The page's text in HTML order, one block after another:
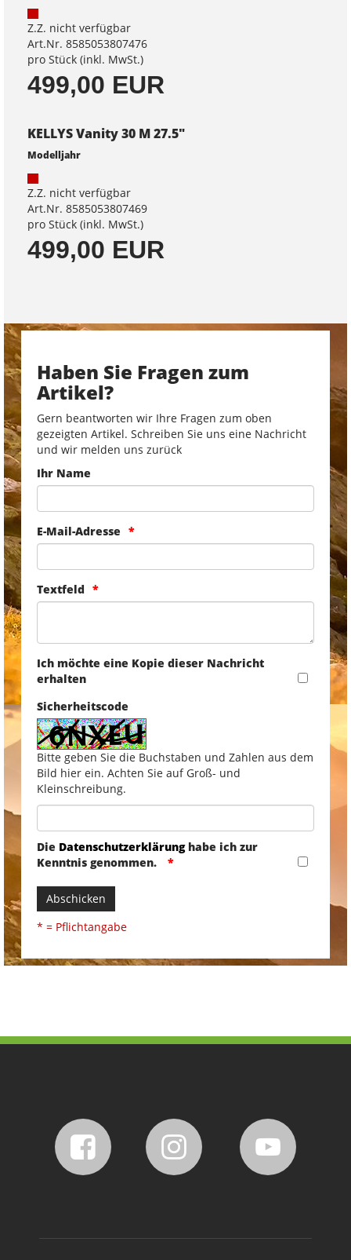
Z.Z. nicht verfügbar
Art.Nr. 8585053807476
pro Stück (inkl. MwSt.)
499,00 EUR
KELLYS Vanity 30 M 27.5"
Modelljahr
Z.Z. nicht verfügbar
Art.Nr. 8585053807469
pro Stück (inkl. MwSt.)
499,00 EUR
Haben Sie Fragen zum
Artikel?
Gern beantworten wir Ihre Fragen zum oben
gezeigten Artikel. Schreiben Sie uns eine Nachricht
und wir melden uns zurück
Ihr Name
E-Mail-Adresse
Textfeld
Ich möchte eine Kopie dieser Nachricht
erhalten
Sicherheitscode
Bitte geben Sie die Buchstaben und Zahlen aus dem
Bild hier ein. Achten Sie auf Groß- und
Kleinschreibung.
Die Datenschutzerklärunghabe ich zur
Kenntnis genommen.
Abschicken
* = Pflichtangabe